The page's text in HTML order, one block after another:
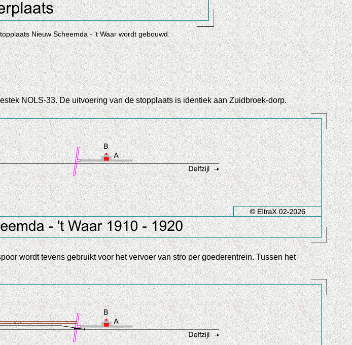
Nieuw Scheemda - 't Waar wordt gebouwd.
NOLS-33. De uitvoering van de stopplaats is identiek aan Zuidbroek-dorp.
wordt tevens gebruikt voor het vervoer van stro per goederentrein. Tussen het